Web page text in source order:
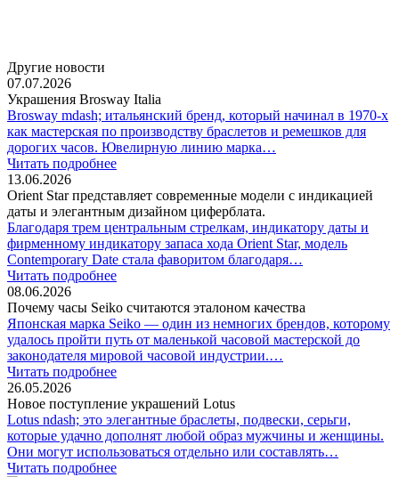
Другие новости
07.07.2026
Украшения Brosway Italia
Brosway mdash; итальянский бренд, который начинал в 1970-х
как мастерская по производству браслетов и ремешков для
дорогих часов. Ювелирную линию марка…
Читать подробнее
13.06.2026
Orient Star представляет современные модели с индикацией
даты и элегантным дизайном циферблата.
Благодаря трем центральным стрелкам, индикатору даты и
фирменному индикатору запаса хода Orient Star, модель
Contemporary Date стала фаворитом благодаря…
Читать подробнее
08.06.2026
Почему часы Seiko считаются эталоном качества
Японская марка Seiko — один из немногих брендов, которому
удалось пройти путь от маленькой часовой мастерской до
законодателя мировой часовой индустрии.…
Читать подробнее
26.05.2026
Новое поступление украшений Lotus
Lotus ndash; это элегантные браслеты, подвески, серьги,
которые удачно дополнят любой образ мужчины и женщины.
Они могут использоваться отдельно или составлять…
Читать подробнее